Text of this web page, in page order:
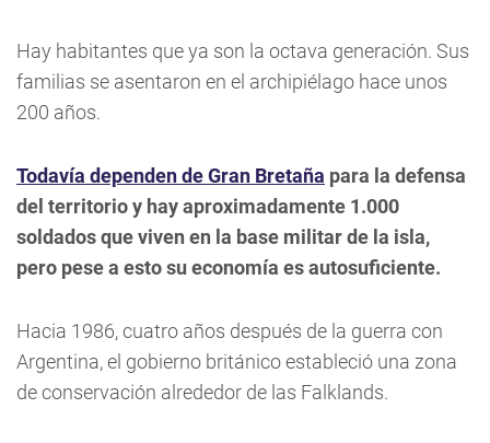
Hay habitantes que ya son la octava generación. Sus
familias se asentaron en el archipiélago hace unos
200 años.
Todavía dependen de Gran Bretaña para la defensa
del territorio y hay aproximadamente 1.000
soldados que viven en la base militar de la isla,
pero pese a esto su economía es autosuficiente.
Hacia 1986, cuatro años después de la guerra con
Argentina, el gobierno británico estableció una zona
de conservación alrededor de las Falklands.